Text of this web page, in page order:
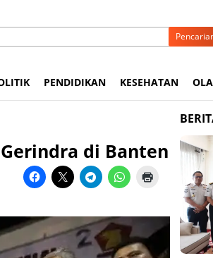
PENDIDIKAN KESEHATAN
di Banten